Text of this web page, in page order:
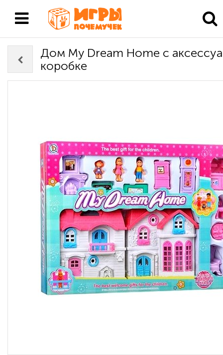
Дом My Dream Home с
коробке